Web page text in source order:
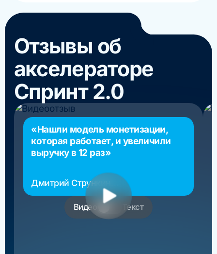
Отзывы об
акселераторе
Спринт 2.0
«Нашли модель монетизации,
которая работает, и увеличили
выручку в 12 раз»
Дмитрий Стрункин
основатель РосМигрант
Видео Текст